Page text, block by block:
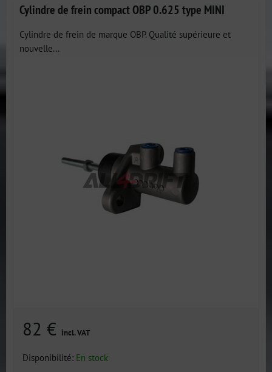
Cylindre de frein compact OBP 0.625 type MINI
Cylindre de frein de marque OBP. Qualité supérieure et
nouvelle...
82 € incl. VAT
Disponibilité: En stock